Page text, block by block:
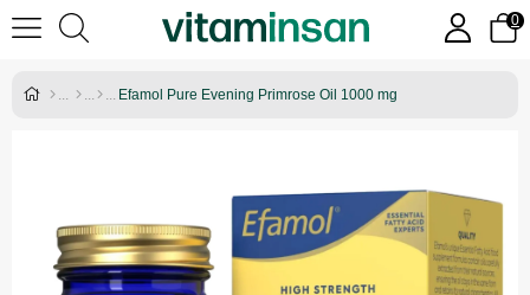
0
Efamol Pure Evening Primrose Oil 1000 mg